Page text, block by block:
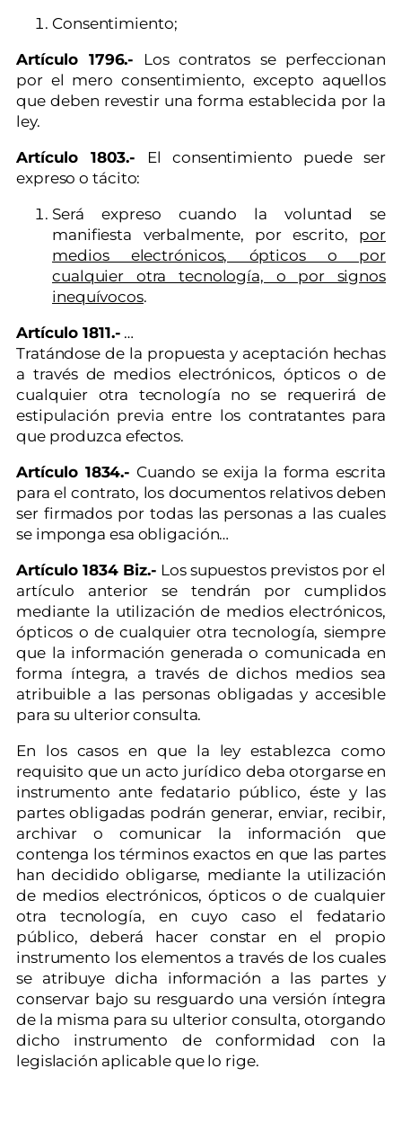
Consentimiento;
Artículo 1796.- Los contratos se perfeccionan
por el mero consentimiento, excepto aquellos
que deben revestir una forma establecida por la
ley.
Artículo 1803.- El consentimiento puede ser
expreso o tácito:
Será expreso cuando la voluntad se
manifiesta verbalmente, por escrito, por
medios electrónicos, ópticos o por
cualquier otra tecnología, o por signos
inequívocos.
Artículo 1811.- …
Tratándose de la propuesta y aceptación hechas
a través de medios electrónicos, ópticos o de
cualquier otra tecnología no se requerirá de
estipulación previa entre los contratantes para
que produzca efectos.
Artículo 1834.- Cuando se exija la forma escrita
para el contrato, los documentos relativos deben
ser firmados por todas las personas a las cuales
se imponga esa obligación…
Artículo 1834 Biz.- Los supuestos previstos por el
artículo anterior se tendrán por cumplidos
mediante la utilización de medios electrónicos,
ópticos o de cualquier otra tecnología, siempre
que la información generada o comunicada en
forma íntegra, a través de dichos medios sea
atribuible a las personas obligadas y accesible
para su ulterior consulta.
En los casos en que la ley establezca como
requisito que un acto jurídico deba otorgarse en
instrumento ante fedatario público, éste y las
partes obligadas podrán generar, enviar, recibir,
archivar o comunicar la información que
contenga los términos exactos en que las partes
han decidido obligarse, mediante la utilización
de medios electrónicos, ópticos o de cualquier
otra tecnología, en cuyo caso el fedatario
público, deberá hacer constar en el propio
instrumento los elementos a través de los cuales
se atribuye dicha información a las partes y
conservar bajo su resguardo una versión íntegra
de la misma para su ulterior consulta, otorgando
dicho instrumento de conformidad con la
legislación aplicable que lo rige.